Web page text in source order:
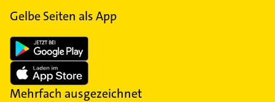
Gelbe Seiten als App
Mehrfach ausgezeichnet